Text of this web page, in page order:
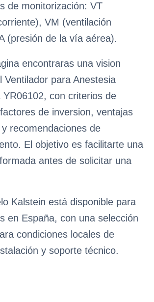
de monitorización: VT
VM (ventilación
(presión de la vía aérea).
encontraras una vision
Ventilador para Anestesia
YR06102, con criterios de
de inversion, ventajas
recomendaciones de
El objetivo es facilitarte una
antes de solicitar una
Kalstein está disponible para
en España, con una selección
condiciones locales de
y soporte técnico.